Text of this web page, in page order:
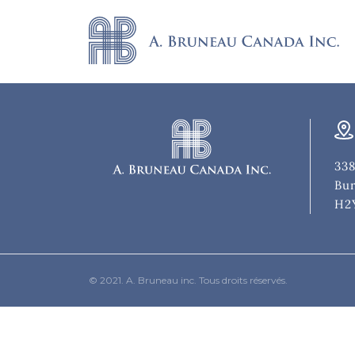
© 2021. A. Bruneau inc. Tous droits réservés.